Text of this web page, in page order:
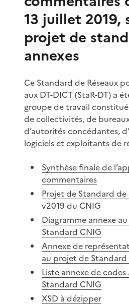
13 juillet 2019,
projet de
annexes
Ce Standard de Réseaux
aux DT-DICT (StaR-DT) a
groupe de travail
de collectivités, de
d’autorités concédantes,
logiciels et exploitants de
Synthèse finale de
commentaires
Projet de Standard de
v2019 du CNIG
Diagramme annexe
Standard CNIG
Annexe de
au projet de Standard
Liste annexe de
Standard CNIG
XSD à dézipper